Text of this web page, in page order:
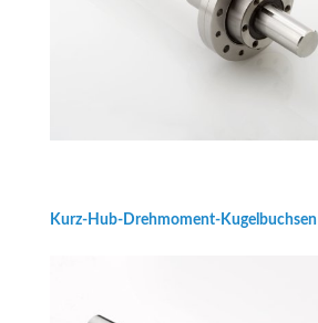
Kurz-Hub-Drehmoment-Kugelbuchsen